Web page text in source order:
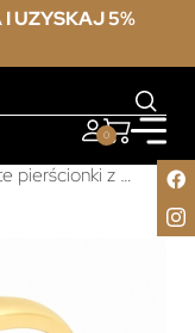
I UZYSKAJ 5%
0
Złote pierścionki z cyrkonią